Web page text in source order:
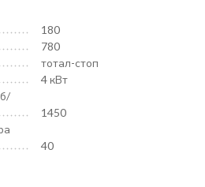
180
780
тотал-стоп
4 кВт
1450
40